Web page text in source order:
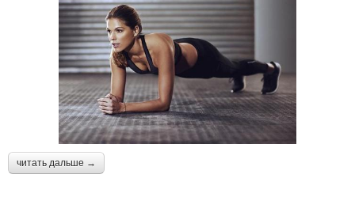
читать дальше →